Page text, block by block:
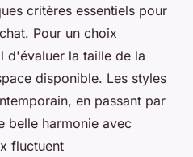
critères essentiels pour
Pour un choix
d'évaluer la taille de la
disponible. Les styles
en passant par
belle harmonie avec
fluctuent